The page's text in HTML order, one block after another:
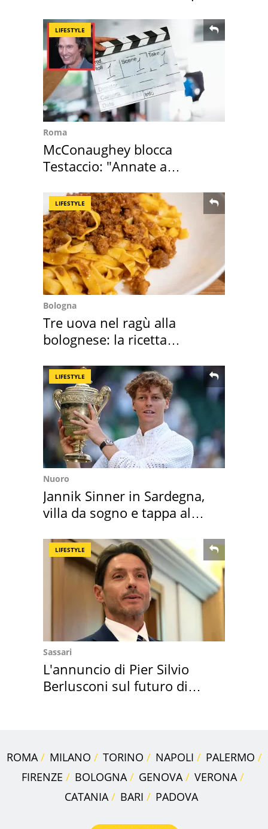
LIFESTYLE
Roma
McConaughey blocca
Testaccio: "Annate a
LIFESTYLE
Bologna
Tre uova nel ragù alla
bolognese: la ricetta
LIFESTYLE
Nuoro
Jannik Sinner in Sardegna,
villa da sogno e tappa al
LIFESTYLE
Sassari
L'annuncio di Pier Silvio
Berlusconi sul futuro di
ROMA MILANO TORINO NAPOLI
PALERMO
FIRENZE
BOLOGNA GENOVA
VERONA
CATANIA
BARI PADOVA